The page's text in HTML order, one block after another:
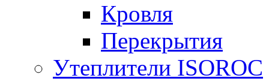
Кровля
Перекрытия
Утеплители ISOROC